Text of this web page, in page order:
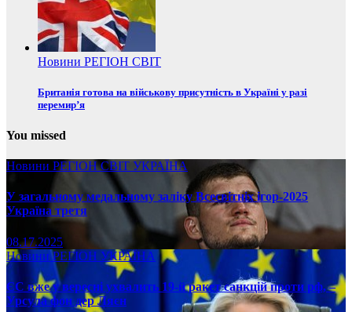
Новини РЕГІОН СВІТ
Британія готова на військову присутність в Україні у разі
перемир’я
You missed
Новини РЕГІОНСВІТ УКРАЇНА
У загальному медальному заліку Всесвітніх ігор-2025
Україна третя
08.17.2025
НовиниРЕГІОН УКРАЇНА
ЄС вже у вересні ухвалить 19-й ракет санкцій проти рф, –
Урсула фон дер Ляєн